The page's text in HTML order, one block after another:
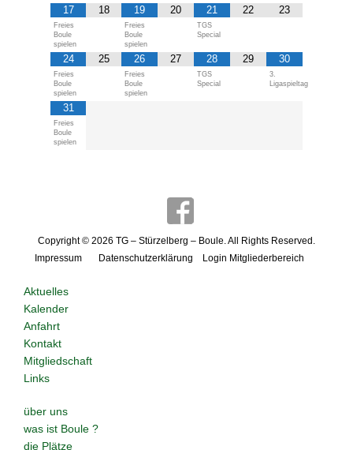
17
Freies
Boule
spielen
18 19
Freies
Boule
spielen
20 21
TGS
Special
22 23
24
Freies
Boule
spielen
25 26
Freies
Boule
spielen
27 28
TGS
Special
29 30
3.
Ligaspieltag
31
Freies
Boule
spielen
Copyright © 2026 TG – Stürzelberg – Boule . All Rights Reserved.
Impressum
Datenschutzerklärung Login Mitgliederbereich
Aktuelles
Kalender
Anfahrt
Kontakt
Mitgliedschaft
Links
über uns
was ist Boule ?
die Plätze